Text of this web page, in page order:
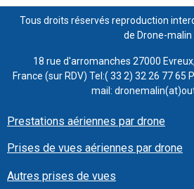
Tous droits réservés reproduction
de Drone-malin
18 rue d'arromanches 27000
France (sur RDV) Tel:( 33 2) 32 26 77 65
mail:
Prestations aériennes par drone
Prises de vues aériennes par drone
Autres prises de vues